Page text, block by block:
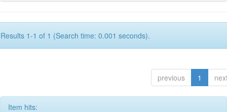
Results 1-1 of 1 (Search time: 0.001 seconds).
previous 1
Item hits: